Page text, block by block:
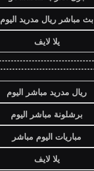
بث مباشر ريال مدريد اليوم
يلا لايف
ريال مدريد مباشر اليوم
برشلونة مباشر اليوم
مباريات اليوم مباشر
يلا لايف